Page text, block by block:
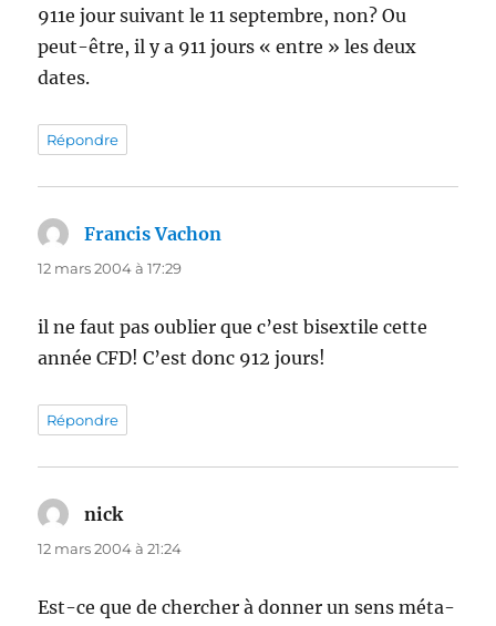
911e jour suivant le 11 septembre, non? Ou
peut-être, il y a 911 jours « entre » les deux
dates.
Répondre
Francis Vachon
12 mars 2004 à 17:29
il ne faut pas oublier que c’est bisextile cette
année CFD! C’est donc 912 jours!
Répondre
nickdit :
12 mars 2004 à 21:24
Est-ce que de chercher à donner un sens méta-